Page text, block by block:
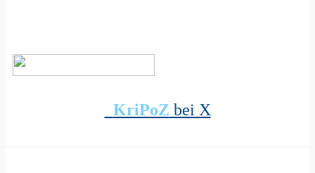
KriPoZ bei X